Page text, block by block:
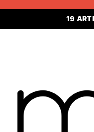
19